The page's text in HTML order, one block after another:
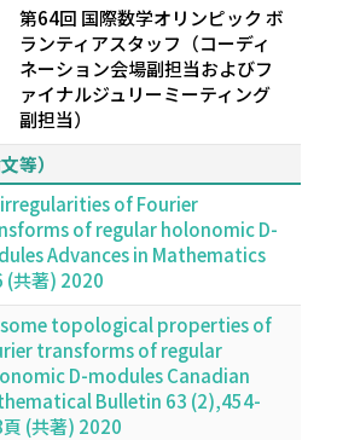
第64回 国際数学オリンピック ボ
ランティアスタッフ（コーディ
ネーション会場副担当およびフ
ァイナルジュリーミーティング
副担当）
等）
of Fourier
of regular holonomic D-
Advances in Mathematics
(共著) 2020
topological properties of
transforms of regular
D-modules Canadian
Bulletin 63 (2),454-
(共著) 2020